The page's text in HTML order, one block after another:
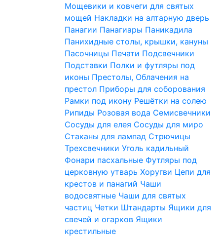
Мощевики и ковчеги для святых
мощей Накладки на алтарную дверь
Панагии Панагиары Паникадила
Панихидные столы, крышки, кануны
Пасочницы Печати Подсвечники
Подставки Полки и футляры под
иконы Престолы, Облачения на
престол Приборы для соборования
Рамки под икону Решётки на солею
Рипиды Розовая вода Семисвечники
Сосуды для елея Сосуды для миро
Стаканы для лампад Стрючицы
Трехсвечники Уголь кадильный
Фонари пасхальные Футляры под
церковную утварь Хоругви Цепи для
крестов и панагий Чаши
водосвятные Чаши для святых
частиц Четки Штандарты Ящики для
свечей и огарков Ящики
крестильные